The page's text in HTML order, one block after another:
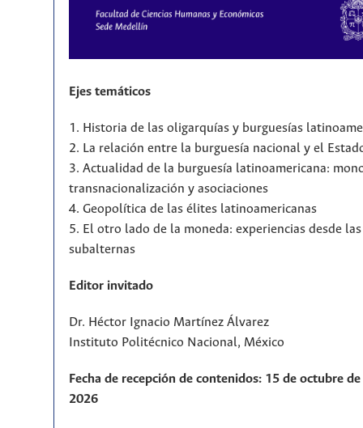
Ejes temáticos
1. Historia de las oligarquías y burguesías
2. La relación entre la burguesía nacional y el
3. Actualidad de la burguesía latinoamericana:
transnacionalización y asociaciones
4. Geopolítica de las élites latinoamericanas
5. El otro lado de la moneda: experiencias desde
subalternas
Editor invitado
Dr. Héctor Ignacio Martínez Álvarez
Instituto Politécnico Nacional, México
Fecha de recepción de contenidos: 15 de octubre
2026